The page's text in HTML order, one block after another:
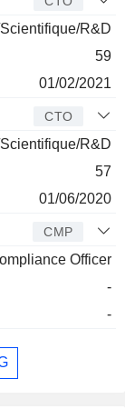
R&D
59
01/02/2021
CTO
R&D
57
01/06/2020
CMP
Officer
-
-